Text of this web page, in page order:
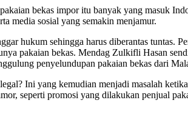
bekas impor itu banyak yang masuk
media sosial yang semakin menjamur.
hukum sehingga harus diberantas tuntas.
pakaian bekas. Mendag Zulkifli Hasan
penyelundupan pakaian bekas dari
Ini yang kemudian menjadi masalah
seperti promosi yang dilakukan penjual